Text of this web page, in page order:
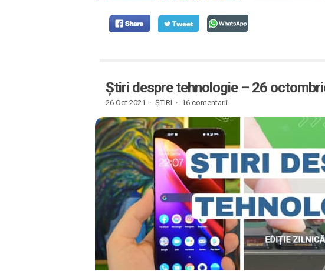
Știri despre tehnologie – 26
26 Oct 2021 · ȘTIRI · 16 comentarii